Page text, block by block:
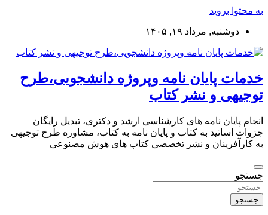
به محتوا بروید
دوشنبه, مرداد ۱۹, ۱۴۰۵
خدمات پایان نامه وپروژه دانشجویی،طرح
توجیهی و نشر کتاب
انجام پایان نامه های کارشناسی ارشد و دکتری، تبدیل رایگان
جزوات اساتید به کتاب و پایان نامه به کتاب، مشاوره طرح توجیهی
به کارآفرینان و نشر تخصصی کتاب های هوش مصنوعی
جستجو
جستجو